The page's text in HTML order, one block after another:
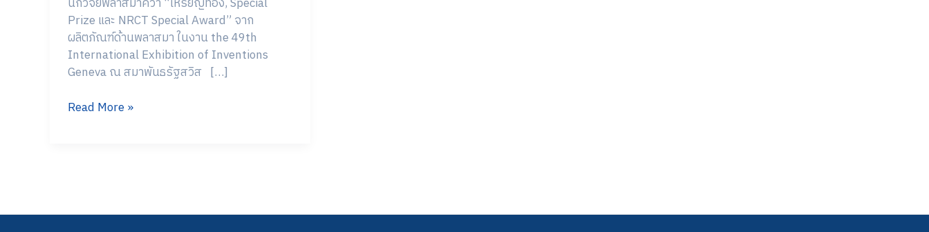
Prize และ NRCT Special Award” จาก
ผลิตภัณฑ์ด้านพลาสมา ในงาน the 49th
International Exhibition of Inventions
Geneva ณ สมาพันธรัฐสวิส […]
พัน
ธรัฐส
วิส
Read More »